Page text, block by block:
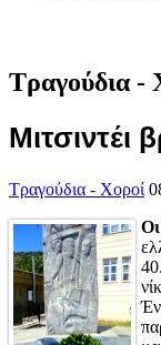
Τραγούδια -
Μιτσιντέι
Τραγούδια - Χοροί